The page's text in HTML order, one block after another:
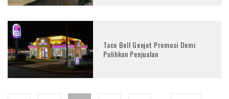
Taco Bell Genjot Promosi Demi
Pulihkan Penjualan